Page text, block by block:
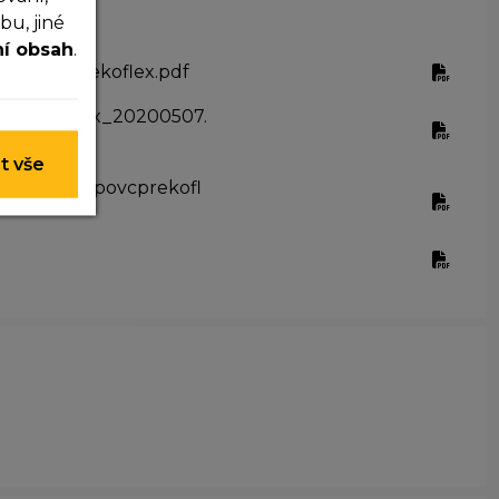
jiné
obsah.
nelze je
nim
lepší
vše